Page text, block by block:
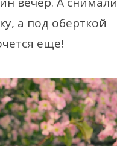
а под оберткой
еще!